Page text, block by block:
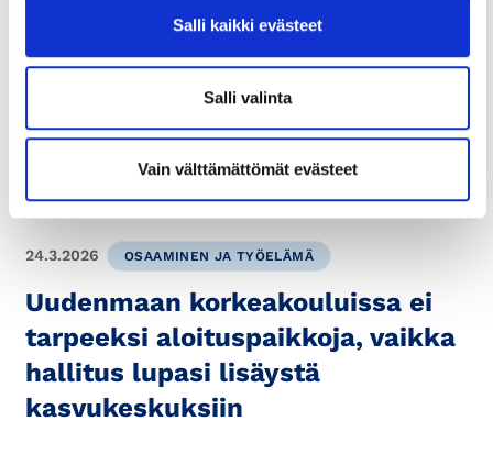
Salli kaikki evästeet
Salli valinta
Vain välttämättömät evästeet
Uusia vientimarkkinoita – onko
yrityksesi valmis tarttumaan
Mercosur-sopimus luo uuden vapaakauppa-alueen,
vientimahdollisuuksia Latinalaiseen Amerikkaan....
24.3.2026 OSAAMINEN JA TYÖELÄMÄ
Uudenmaan korkeakouluissa ei
tarpeeksi aloituspaikkoja, vaikka
hallitus lupasi lisäystä
kasvukeskuksiin